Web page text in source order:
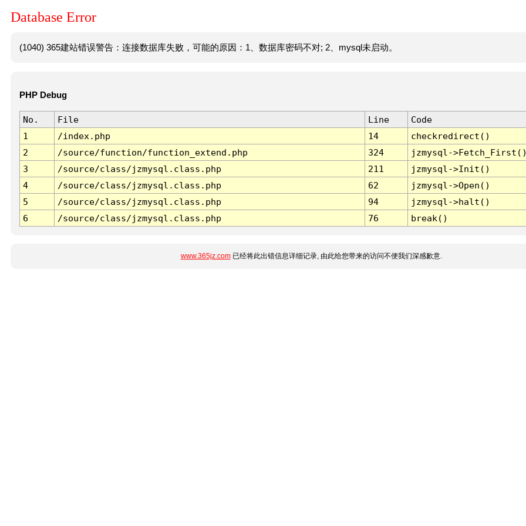
Database Error
(1040) 365建站错误警告：连接数据库失败，可能的原因：1、数据库密码不对; 2、mysql未启动。
PHP Debug
No. File Line
Code
1
/index.php 14
checkredirect()
2
/source/function/function_extend.php 324
jzmysql-
3
/source/class/jzmysql.class.php 211
jzmysql->Init()
4
/source/class/jzmysql.class.php 62
jzmysql->Open()
5
/source/class/jzmysql.class.php 94
jzmysql->halt()
6
/source/class/jzmysql.class.php 76 break()
www.365jz.com已经将此出错信息详细记录, 由此给您带来的访问不便我们深感歉意.